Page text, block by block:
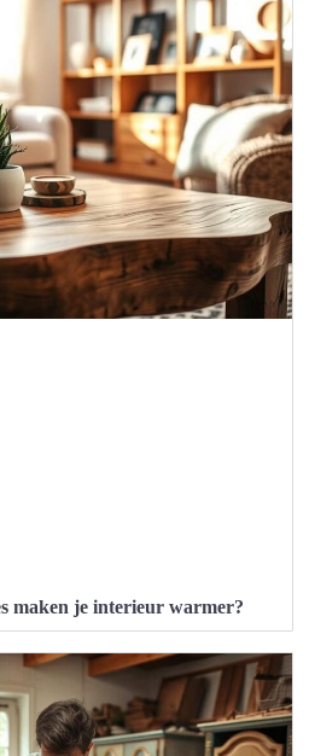
maken je interieur warmer?